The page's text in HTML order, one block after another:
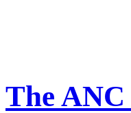
The ANC